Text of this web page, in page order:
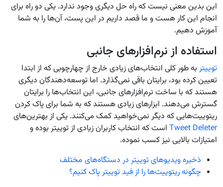
این بدین معنی نیست که راه حل دیگری وجود ندارد. یکی دو راه برای
انجام این کار هست و ما قصد داریم در این پست، آن‌ها را به شما
آموزش دهیم.
استفاده از نرم‌افزارهای جانبی
توییتر به طور کلی انتخاب‌های زیادی خارج از چهارچوبی که از ابتدا
تعیین کرده بود، برایتان باقی نمی‌گذارد. اما توسعه‌دهندگان دیگری
هستند که با ساخت نرم‌افزارهای جانبی، این انتخاب‌ها را برایتان
گسترش می‌دهند. ابزارهای زیادی هستند که به شما برای پاک کردن
ریتوییت‌هایی که دیگر نمی‌خواهید کمک می‌کنند. یکی از بهترین‌های
Tweet Deleter است که انتخاب کاربران زیادی از توییتر بوده و
امتیازات بالایی نیز کسب نموده.
ذخیره ویدیوهای توییتر در دستگاه‌های مختلف
چگونه ریتوییت‌ها را از فید توییتر پاک کنیم؟